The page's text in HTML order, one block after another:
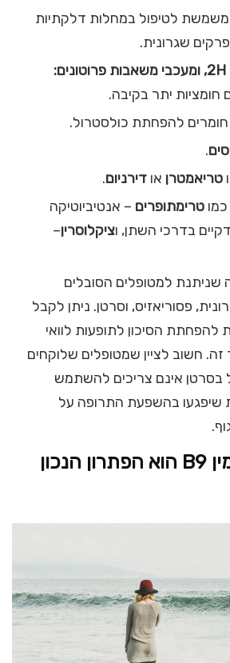
לטיפול במחלות דלקתיות
שגרונית.
H
, ומעכבי משאבות פרוטונים:
חומציות יתר בקיבה.
חומרים להפחתת כולסטרול.
.
טריאמטרן או דירניום.
כמו טרימתופרים – אנטיביוטיקה
בדרכי השתן, וציקלוסרין–
שניתנת למטופלים הסובלים
פסוריאזיס, וסרטן. ניתן לקבל
הסיכון לתופעות לוואי
חשוב לציין שמטופלים שלוקחים
בסרטן אינם צריכים להשתמש
שיפגעו בהשפעת התרופה על
B9 הוא הפתרון הנכון